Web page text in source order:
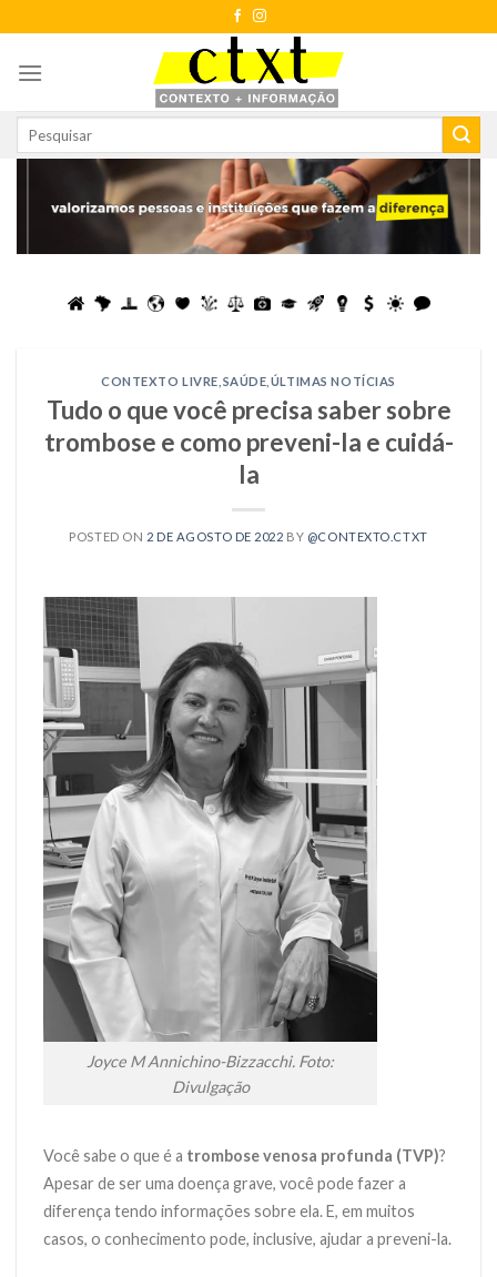
to
content
CONTEXTO LIVRE SAÚDE ÚLTIMAS NOTÍCIAS
Tudo o que você precisa saber sobre
trombose e como preveni-la e cuidá-
la
POSTED ON 2 DE AGOSTO DE 2022 BY @CONTEXTO.CTXT
Joyce M Annichino-Bizzacchi. Foto:
Divulgação
Você sabe o que é a trombose venosa profunda (TVP)?
Apesar de ser uma doença grave, você pode fazer a
diferença tendo informações sobre ela. E, em muitos
casos, o conhecimento pode, inclusive, ajudar a preveni-la.